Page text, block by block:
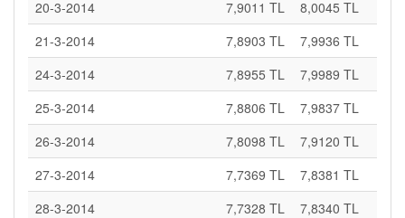
20-3-2014
7,9011 TL
8,0045 TL
21-3-2014
7,8903 TL
7,9936 TL
24-3-2014
7,8955 TL
7,9989 TL
25-3-2014
7,8806 TL
7,9837 TL
26-3-2014
7,8098 TL
7,9120 TL
27-3-2014
7,7369 TL
7,8381 TL
28-3-2014
7,7328 TL
7,8340 TL